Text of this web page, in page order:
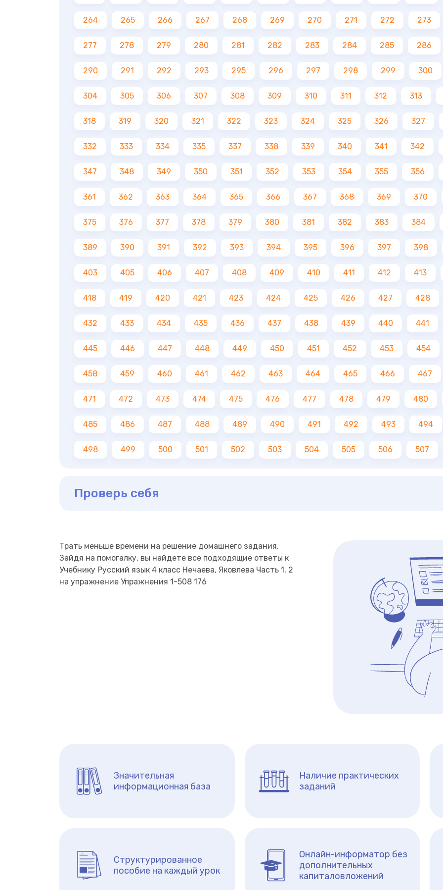
264 265 266 267 268 269 270 271 272 273
277 278 279 280 281 282 283 284 285 286
290 291 292 293 295 296 297 298 299 300
304 305 306 307 308 309 310 311 312 313
318 319 320 321 322 323 324 325 326 327
332 333 334 335 337 338 339 340 341 342
347 348 349 350 351 352 353 354 355 356
361 362 363 364 365 366 367 368 369 370
375 376 377 378 379 380 381 382 383 384
389 390 391 392 393 394 395 396 397 398
403 405 406 407 408 409 410 411 412 413
418 419 420 421 423 424 425 426 427 428
432 433 434 435 436 437 438 439 440 441
445 446 447 448 449 450 451 452 453 454
458 459 460 461 462 463 464 465 466 467
471 472 473 474 475 476 477 478 479 480
485 486 487 488 489 490 491 492 493 494
498 499 500 501 502 503 504 505 506 507
Проверь себя
Трать меньше времени на решение домашнего задания.
Зайдя на помогалку, вы найдете все подходящие ответы к
Учебнику Русский язык 4 класс Нечаева, Яковлева Часть 1, 2
на упражнение Упражнения 1-508 176
Значительная
информационная база
Наличие практических
заданий
Структурированное
пособие на каждый урок
Онлайн-информатор без
дополнительных
капиталовложений